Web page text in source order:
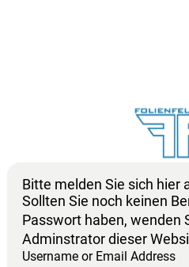
Bitte melden Sie sich hier
Sollten Sie noch keinen
Passwort haben, wenden
Adminstrator dieser
Username or Email Address